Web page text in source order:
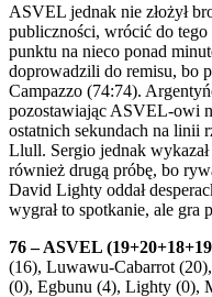
ASVEL jednak nie złożył
publiczności, wrócić do tego
punktu na nieco ponad
doprowadzili do remisu, bo
Campazzo (74:74).
pozostawiając ASVEL-owi
ostatnich sekundach na linii
Llull. Sergio jednak wykazał
również drugą próbę, bo
David Lighty oddał
wygrał to spotkanie, ale gra
76 – ASVEL
(16), Luwawu-Cabarrot
(0), Egbunu (4), Lighty (0),